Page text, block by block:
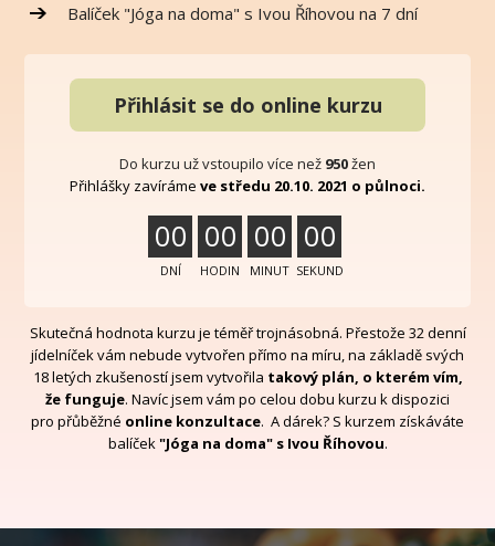
Balíček "Jóga na doma" s Ivou Říhovou na 7 dní
Přihlásit se do online kurzu
Do kurzu už vstoupilo více než 950žen
Přihlášky zavíráme ve středu 20.10. 2021 o půlnoci.
00
DNÍ
00
HODIN
00
MINUT
00
SEKUND
Skutečná hodnota kurzu je téměř trojnásobná. Přestože 32 denní
jídelníček vám nebude vytvořen přímo na míru, na základě svých
18 letých zkušeností jsem vytvořila takový plán, o kterém vím,
že funguje. Navíc jsem vám po celou dobu kurzu k dispozici
pro přůběžné online konzultace. A dárek? S kurzem získáváte
balíček"Jóga na doma" s Ivou Říhovou.